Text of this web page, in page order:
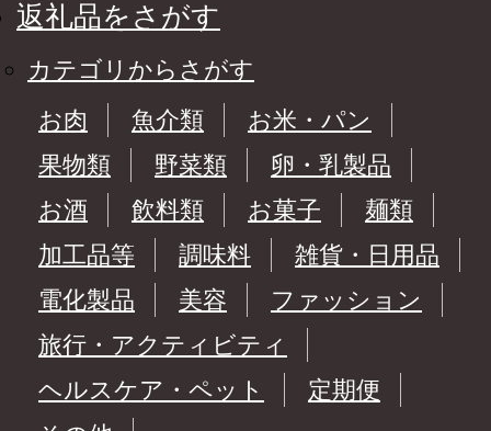
返礼品をさがす
カテゴリからさがす
お肉
魚介類
お米・パン
果物類
野菜類
卵・乳製品
お酒
飲料類 お菓子
麺類
加工品等
調味料
雑貨・日用品
電化製品
美容
ファッション
旅行・アクティビティ
ヘルスケア・ペット
定期便